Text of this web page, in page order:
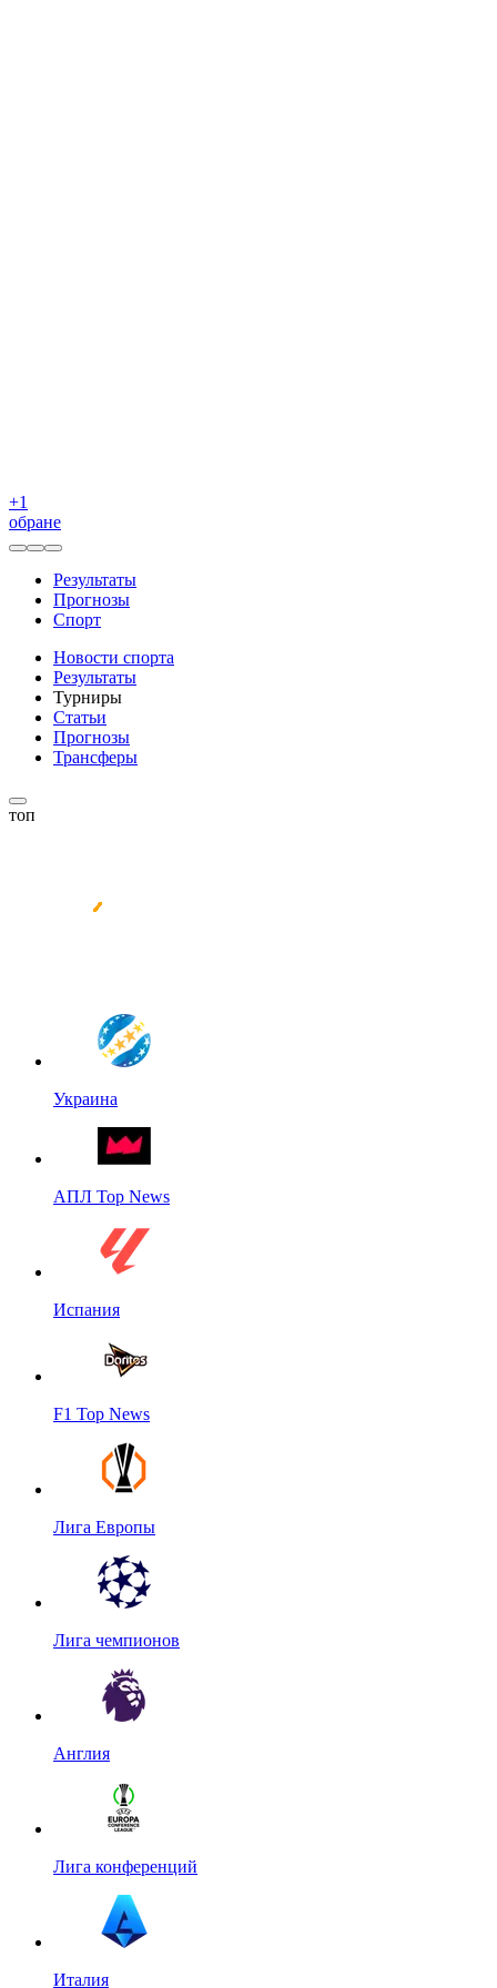
+1
обране
Результаты
Прогнозы
Спорт
Новости спорта
Результаты
Турниры
Статьи
Прогнозы
Трансферы
топ
Украина
АПЛ Top News
Испания
F1 Top News
Лига Европы
Лига чемпионов
Англия
Лига конференций
Италия